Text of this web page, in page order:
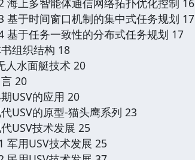
海上多智能体通信网络拓扑优化控制 16
基于时间窗口机制的集中式任务规划 17
基于任务一致性的分布式任务规划 17
组织结构 18
人水面艇技术 20
20
USV的应用 20
USV的原型-猫头鹰系列 23
USV技术发展 25
军用USV技术发展 25